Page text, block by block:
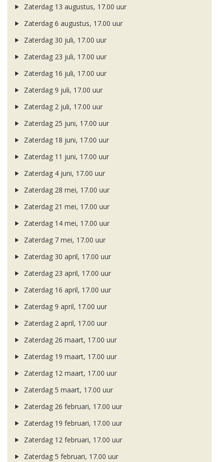
Zaterdag 13 augustus, 17.00 uur
Zaterdag 6 augustus, 17.00 uur
Zaterdag 30 juli, 17.00 uur
Zaterdag 23 juli, 17.00 uur
Zaterdag 16 juli, 17.00 uur
Zaterdag 9 juli, 17.00 uur
Zaterdag 2 juli, 17.00 uur
Zaterdag 25 juni, 17.00 uur
Zaterdag 18 juni, 17.00 uur
Zaterdag 11 juni, 17.00 uur
Zaterdag 4 juni, 17.00 uur
Zaterdag 28 mei, 17.00 uur
Zaterdag 21 mei, 17.00 uur
Zaterdag 14 mei, 17.00 uur
Zaterdag 7 mei, 17.00 uur
Zaterdag 30 april, 17.00 uur
Zaterdag 23 april, 17.00 uur
Zaterdag 16 april, 17.00 uur
Zaterdag 9 april, 17.00 uur
Zaterdag 2 april, 17.00 uur
Zaterdag 26 maart, 17.00 uur
Zaterdag 19 maart, 17.00 uur
Zaterdag 12 maart, 17.00 uur
Zaterdag 5 maart, 17.00 uur
Zaterdag 26 februari, 17.00 uur
Zaterdag 19 februari, 17.00 uur
Zaterdag 12 februari, 17.00 uur
Zaterdag 5 februari, 17.00 uur